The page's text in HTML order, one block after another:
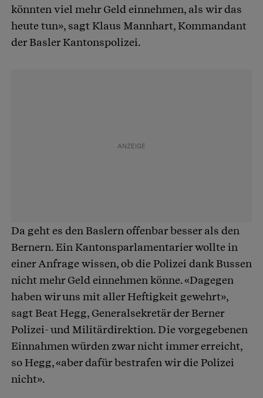
könnten viel mehr Geld einnehmen, als wir das
heute tun», sagt Klaus Mannhart, Kommandant
der Basler Kantonspolizei.
Da geht es den Baslern offenbar besser als den
Bernern. Ein Kantonsparlamentarier wollte in
einer Anfrage wissen, ob die Polizei dank Bussen
nicht mehr Geld einnehmen könne. «Dagegen
haben wir uns mit aller Heftigkeit gewehrt»,
sagt Beat Hegg, Generalsekretär der Berner
Polizei- und Militärdirektion. Die vorgegebenen
Einnahmen würden zwar nicht immer erreicht,
so Hegg, «aber dafür bestrafen wir die Polizei
nicht».